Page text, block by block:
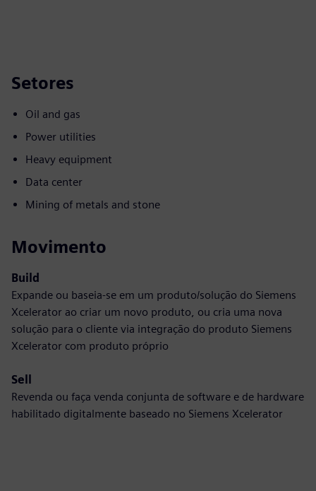
Setores
Oil and gas
Power utilities
Heavy equipment
Data center
Mining of metals and stone
Movimento
Build
Expande ou baseia-se em um produto/solução do Siemens
Xcelerator ao criar um novo produto, ou cria uma nova
solução para o cliente via integração do produto Siemens
Xcelerator com produto próprio
Sell
Revenda ou faça venda conjunta de software e de hardware
habilitado digitalmente baseado no Siemens Xcelerator